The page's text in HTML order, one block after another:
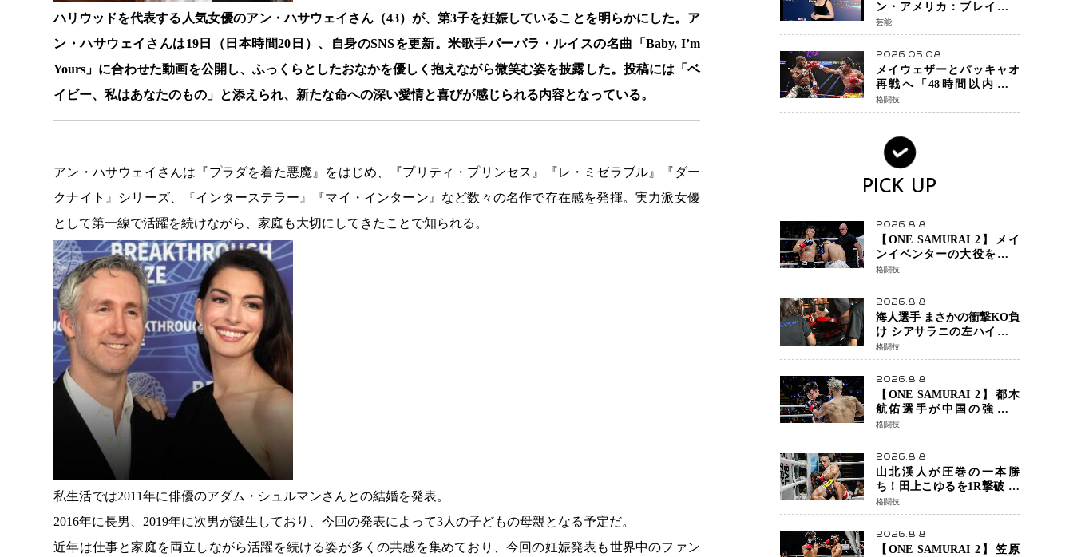
ハリウッドを代表する人気女優のアン・ハサウェイさん（43）が、第3子を妊娠していることを明らかにした。ア
ン・ハサウェイさんは19日（日本時間20日）、自身のSNSを更新。米歌手バーバラ・ルイスの名曲「Baby, I’m
Yours」に合わせた動画を公開し、ふっくらとしたおなかを優しく抱えながら微笑む姿を披露した。投稿には「ベ
イビー、私はあなたのもの」と添えられ、新たな命への深い愛情と喜びが感じられる内容となっている。
アン・ハサウェイさんは『プラダを着た悪魔』をはじめ、『プリティ・プリンセス』『レ・ミゼラブル』『ダー
クナイト』シリーズ、『インターステラー』『マイ・インターン』など数々の名作で存在感を発揮。実力派女優
として第一線で活躍を続けながら、家庭も大切にしてきたことで知られる。
私生活では2011年に俳優のアダム・シュルマンさんとの結婚を発表。
2016年に長男、2019年に次男が誕生しており、今回の発表によって3人の子どもの母親となる予定だ。
近年は仕事と家庭を両立しながら活躍を続ける姿が多くの共感を集めており、今回の妊娠発表も世界中のファン
ン・アメリカ：ブレイブ・
ニュー・ワールド』 新ブラ
ック・ウィドウ役のシラ・
ハースとは！？
芸能
2026.05.08
メイウェザーとパッキャオ
再戦へ「48時間以内に決
着」公式戦かエキシビショ
ンか混迷続く
格闘技
PICK UP
2026.8.8
【ONE SAMURAI 2】メイ
ンイベンターの大役をしっ
かりやってのけた野杁正明
が衝撃のリベンジ！ リ
ウ・メンヤンを1R・2分59秒
KO、左カウンターで完全決
着
格闘技
2026.8.8
海人選手 まさかの衝撃KO負
け シアサラニの左ハイが炸
裂 リベンジ戦は一瞬で決着
格闘技
2026.8.8
【ONE SAMURAI 2】都木
航佑選手が中国の強豪ル
オ・チャオ選手の猛攻を受
けながらも的確な攻撃で応
戦 最後まで打ち合うも判
定でチャオに軍配
格闘技
2026.8.8
山北渓人が圧巻の一本勝
ち！田上こゆるを1R撃破 ケ
ルベロスチョークで存在感
を示す
格闘技
2026.8.8
【ONE SAMURAI 2】笠原